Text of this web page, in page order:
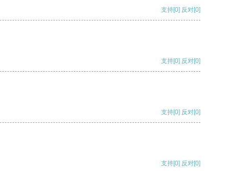
支持[0] 反对[0]
支持[0] 反对[0]
支持[0] 反对[0]
支持[0] 反对[0]